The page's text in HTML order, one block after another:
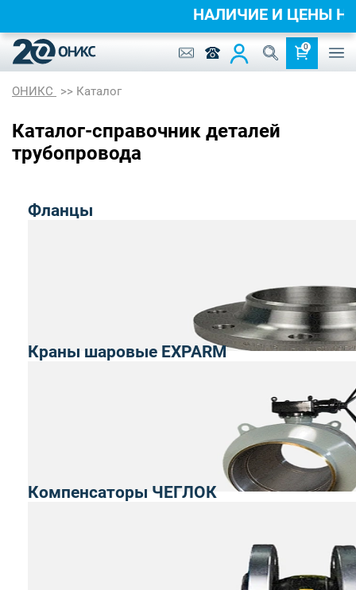
0
ОНИКС Каталог
Каталог-справочник деталей
трубопровода
Фланцы
Краны шаровые EXPARM
Компенсаторы ЧЕГЛОК
НАЛИЧИЕ И